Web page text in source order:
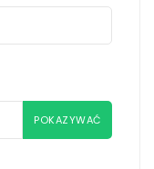
POKAZYWAĆ